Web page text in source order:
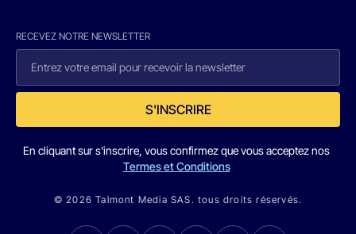
RECEVEZ NOTRE NEWSLETTER
S'INSCRIRE
En cliquant sur s'inscrire, vous confirmez que vous acceptez nos
Termes et Conditions
© 2026 Talmont Media SAS. tous droits réservés.